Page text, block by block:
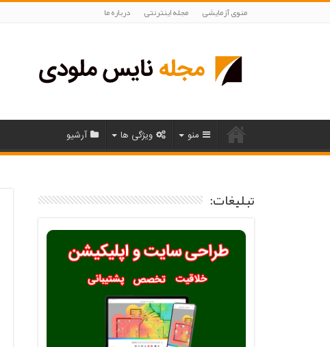
منوی آزمایشی مجله اینترنتی درباره ما
منو ویژگی ها آرشیو
تبلیغات: